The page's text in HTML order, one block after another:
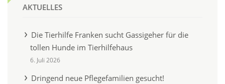
AKTUELLES
Die Tierhilfe Franken sucht Gassigeher für die
tollen Hunde im Tierhilfehaus
6. Juli 2026
Dringend neue Pflegefamilien gesucht!